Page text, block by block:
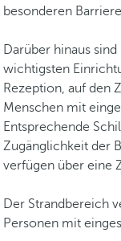
besonderen
Darüber hinaus
wichtigsten
Rezeption, auf den
Menschen mit
Entsprechende
Zugänglichkeit der
verfügen über eine
Der Strandbereich
Personen mit